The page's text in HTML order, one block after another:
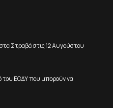
Στραβά στις 12 Αυγούστου
του ΕΟΔΥ που μπορούν να